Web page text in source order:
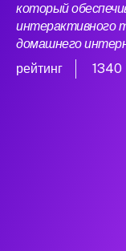
который
интерактивного
домашнего
рейтинг
1340